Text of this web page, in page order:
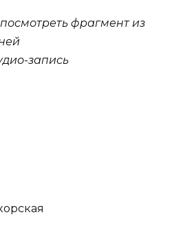
фрагмент из
запись